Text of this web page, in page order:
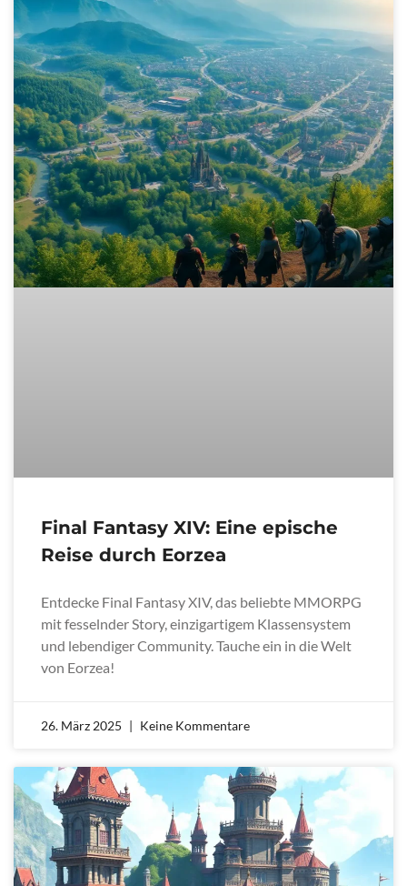
Final Fantasy XIV: Eine epische
Reise durch Eorzea
Entdecke Final Fantasy XIV, das beliebte MMORPG
mit fesselnder Story, einzigartigem Klassensystem
und lebendiger Community. Tauche ein in die Welt
von Eorzea!
26. März 2025 Keine Kommentare